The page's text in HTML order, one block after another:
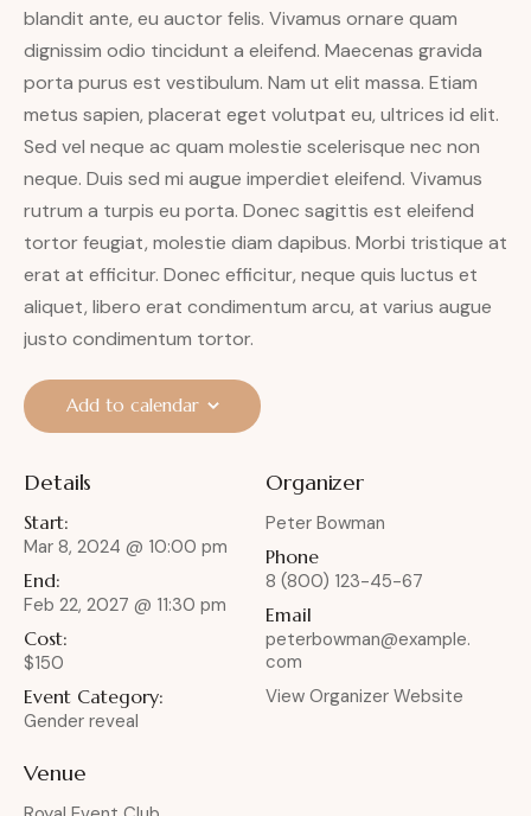
blandit ante, eu auctor felis. Vivamus ornare quam
dignissim odio tincidunt a eleifend. Maecenas gravida
porta purus est vestibulum. Nam ut elit massa. Etiam
metus sapien, placerat eget volutpat eu, ultrices id elit.
Sed vel neque ac quam molestie scelerisque nec non
neque. Duis sed mi augue imperdiet eleifend. Vivamus
rutrum a turpis eu porta. Donec sagittis est eleifend
tortor feugiat, molestie diam dapibus. Morbi tristique at
erat at efficitur. Donec efficitur, neque quis luctus et
aliquet, libero erat condimentum arcu, at varius augue
justo condimentum tortor.
Add to calendar
Details
Start:
Mar 8, 2024 @ 10:00 pm
End:
Feb 22, 2027 @ 11:30 pm
Cost:
$150
Event Category:
Gender reveal
Organizer
Peter Bowman
Phone
8 (800) 123-45-67
Email
peterbowman@example.
com
View Organizer Website
Venue